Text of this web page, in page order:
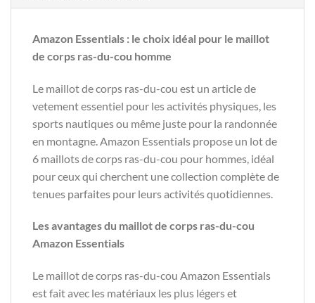
Amazon Essentials : le choix idéal pour le maillot
de corps ras-du-cou homme
Le maillot de corps ras-du-cou est un article de
vetement essentiel pour les activités physiques, les
sports nautiques ou même juste pour la randonnée
en montagne. Amazon Essentials propose un lot de
6 maillots de corps ras-du-cou pour hommes, idéal
pour ceux qui cherchent une collection complète de
tenues parfaites pour leurs activités quotidiennes.
Les avantages du maillot de corps ras-du-cou
Amazon Essentials
Le maillot de corps ras-du-cou Amazon Essentials
est fait avec les matériaux les plus légers et